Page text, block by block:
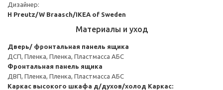
Дизайнер:
H Preutz/W Braasch/IKEA of Sweden
Материалы и уход
Дверь/ фронтальная панель ящика
ДСП, Пленка, Пленка, Пластмасса АБС
Фронтальная панель ящика
ДВП, Пленка, Пленка, Пластмасса АБС
Каркас высокого шкафа д/духов/холод Каркас: